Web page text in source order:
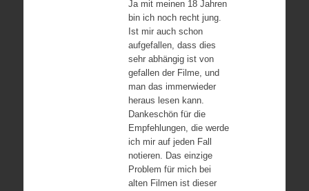
Ja mit meinen 18 Jahren
bin ich noch recht jung.
Ist mir auch schon
aufgefallen, dass dies
sehr abhängig ist von
gefallen der Filme, und
man das immerwieder
heraus lesen kann.
Dankeschön für die
Empfehlungen, die werde
ich mir auf jeden Fall
notieren. Das einzige
Problem für mich bei
alten Filmen ist dieser